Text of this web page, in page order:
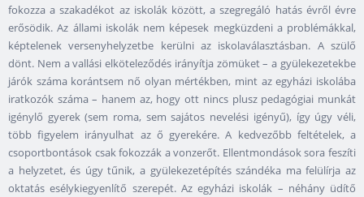
fokozza a szakadékot az iskolák között, a szegregáló hatás évről évre
erősödik. Az állami iskolák nem képesek megküzdeni a problémákkal,
képtelenek versenyhelyzetbe kerülni az iskolaválasztásban. A szülő
dönt. Nem a vallási elköteleződés irányítja zömüket – a gyülekezetekbe
járók száma korántsem nő olyan mértékben, mint az egyházi iskolába
iratkozók száma – hanem az, hogy ott nincs plusz pedagógiai munkát
igénylő gyerek (sem roma, sem sajátos nevelési igényű), így úgy véli,
több figyelem irányulhat az ő gyerekére. A kedvezőbb feltételek, a
csoportbontások csak fokozzák a vonzerőt. Ellentmondások sora feszíti
a helyzetet, és úgy tűnik, a gyülekezetépítés szándéka ma felülírja az
oktatás esélykiegyenlítő szerepét. Az egyházi iskolák – néhány üdítő